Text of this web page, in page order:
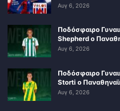
Αυγ 6, 2026
Ποδόσφαιρο
Shepherd ο
Αυγ 6, 2026
Ποδόσφαιρο
Storti ο
Αυγ 6, 2026